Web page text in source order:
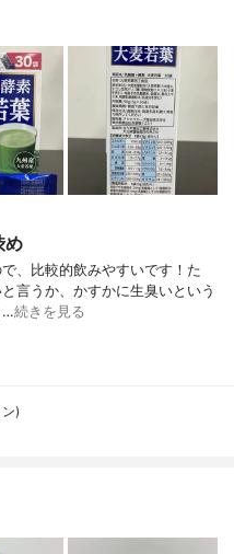
め
、比較的飲みやすいです！た
言うか、かすかに生臭いという
…続きを見る
)